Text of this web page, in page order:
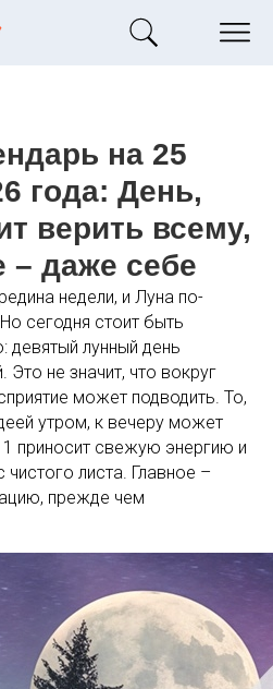
на 25
года: День,
верить всему,
– даже себе
недели, и Луна по-
сегодня стоит быть
девятый лунный день
не значит, что вокруг
может подводить. То,
утром, к вечеру может
1 приносит свежую энергию и
листа. Главное –
прежде чем